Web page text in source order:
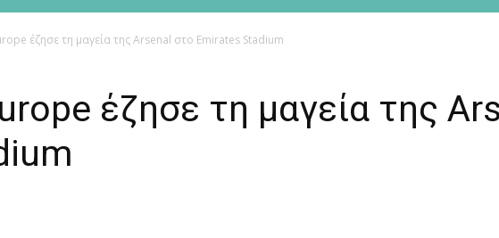
έζησε τη μαγεία της Arsenal στο Emirates Stadium
έζησε τη μαγεία της